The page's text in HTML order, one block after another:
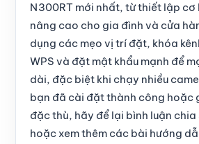
N300RT mới nhất, từ thiết lập cơ
nâng cao cho gia đình và cửa
dụng các mẹo vị trí đặt, khóa
WPS và đặt mật khẩu mạnh để
dài, đặc biệt khi chạy nhiều
bạn đã cài đặt thành công hoặc
đặc thù, hãy để lại bình luận chia
hoặc xem thêm các bài hướng